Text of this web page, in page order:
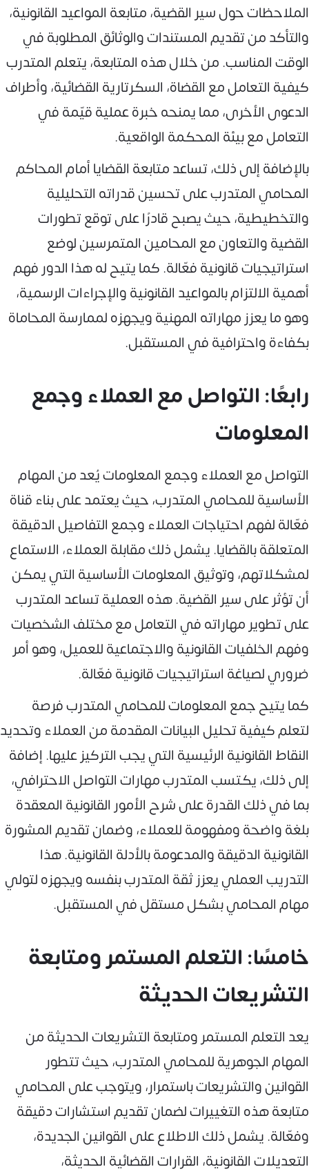
الملاحظات حول سير القضية، متابعة المواعيد القانونية،
والتأكد من تقديم المستندات والوثائق المطلوبة في
الوقت المناسب. من خلال هذه المتابعة، يتعلم المتدرب
كيفية التعامل مع القضاة، السكرتارية القضائية، وأطراف
الدعوى الأخرى، مما يمنحه خبرة عملية قيّمة في
التعامل مع بيئة المحكمة الواقعية.
بالإضافة إلى ذلك، تساعد متابعة القضايا أمام المحاكم
المحامي المتدرب على تحسين قدراته التحليلية
والتخطيطية، حيث يصبح قادرًا على توقع تطورات
القضية والتعاون مع المحامين المتمرسين لوضع
استراتيجيات قانونية فعّالة. كما يتيح له هذا الدور فهم
أهمية الالتزام بالمواعيد القانونية والإجراءات الرسمية،
وهو ما يعزز مهاراته المهنية ويجهزه لممارسة المحاماة
بكفاءة واحترافية في المستقبل.
رابعًا: التواصل مع العملاء وجمع
المعلومات
التواصل مع العملاء وجمع المعلومات يُعد من المهام
الأساسية للمحامي المتدرب، حيث يعتمد على بناء قناة
فعّالة لفهم احتياجات العملاء وجمع التفاصيل الدقيقة
المتعلقة بالقضايا. يشمل ذلك مقابلة العملاء، الاستماع
لمشكلاتهم، وتوثيق المعلومات الأساسية التي يمكن
أن تؤثر على سير القضية. هذه العملية تساعد المتدرب
على تطوير مهاراته في التعامل مع مختلف الشخصيات
وفهم الخلفيات القانونية والاجتماعية للعميل، وهو أمر
ضروري لصياغة استراتيجيات قانونية فعّالة.
كما يتيح جمع المعلومات للمحامي المتدرب فرصة
لتعلم كيفية تحليل البيانات المقدمة من العملاء وتحديد
النقاط القانونية الرئيسية التي يجب التركيز عليها. إضافة
إلى ذلك، يكتسب المتدرب مهارات التواصل الاحترافي،
بما في ذلك القدرة على شرح الأمور القانونية المعقدة
بلغة واضحة ومفهومة للعملاء، وضمان تقديم المشورة
القانونية الدقيقة والمدعومة بالأدلة القانونية. هذا
التدريب العملي يعزز ثقة المتدرب بنفسه ويجهزه لتولي
مهام المحامي بشكل مستقل في المستقبل.
خامسًا: التعلم المستمر ومتابعة
التشريعات الحديثة
يعد التعلم المستمر ومتابعة التشريعات الحديثة من
المهام الجوهرية للمحامي المتدرب، حيث تتطور
القوانين والتشريعات باستمرار، ويتوجب على المحامي
متابعة هذه التغييرات لضمان تقديم استشارات دقيقة
وفعّالة. يشمل ذلك الاطلاع على القوانين الجديدة،
التعديلات القانونية، القرارات القضائية الحديثة،